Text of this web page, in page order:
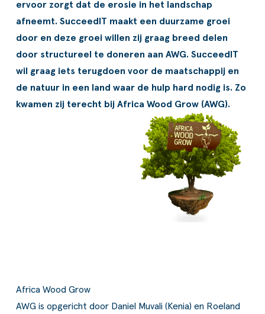
Workflow
Voorraad management & optimalisatie
Documenten aanpassen
Trainingen
ervoor zorgt dat de erosie in het landschap
afneemt. SucceedIT maakt een duurzame groei
door en deze groei willen zij graag breed delen
door structureel te doneren aan AWG. SucceedIT
wil graag iets terugdoen voor de maatschappij en
de natuur in een land waar de hulp hard nodig is. Zo
kwamen zij terecht bijAfrica Wood Grow (AWG).
Africa Wood Grow
AWG is opgericht door Daniel Muvali (Kenia) en Roeland